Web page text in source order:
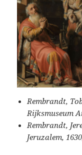
Rembrandt,
Rijksmuseum
Rembrandt,
Jeruzalem,